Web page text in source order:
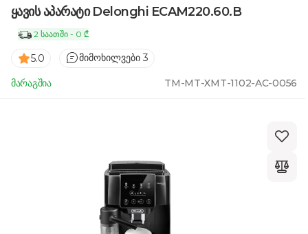
ყავის აპარატი Delonghi ECAM220.60.B
2 საათში - 0 ₾
5.0 მიმოხილვები 3
მარაგშია TM-MT-XMT-1102-AC-0056